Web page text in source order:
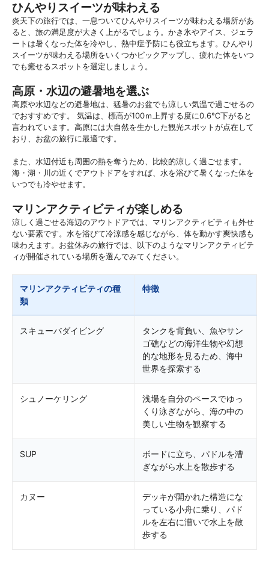
ひんやりスイーツが味わえる
炎天下の旅行では、一息ついてひんやりスイーツが味わえる場所があ
ると、旅の満足度が大きく上がるでしょう。かき氷やアイス、ジェラ
ートは暑くなった体を冷やし、熱中症予防にも役立ちます。ひんやり
スイーツが味わえる場所をいくつかピックアップし、疲れた体をいつ
でも癒せるスポットを選定しましょう。
高原・水辺の避暑地を選ぶ
高原や水辺などの避暑地は、猛暑のお盆でも涼しい気温で過ごせるの
でおすすめです。 気温は、標高が100ｍ上昇する度に0.6℃下がると
言われています。高原には大自然を生かした観光スポットが点在して
おり、お盆の旅行に最適です。
また、水辺付近も周囲の熱を奪うため、比較的涼しく過ごせます。
海・湖・川の近くでアウトドアをすれば、水を浴びて暑くなった体を
いつでも冷やせます。
マリンアクティビティが楽しめる
涼しく過ごせる海辺のアウトドアでは、マリンアクティビティも外せ
ない要素です。水を浴びて冷涼感を感じながら、体を動かす爽快感も
味わえます。お盆休みの旅行では、以下のようなマリンアクティビテ
ィが開催されている場所を選んでみてください。
マリンアクティビティの種
類
特徴
スキューバダイビング
タンクを背負い、魚やサン
ゴ礁などの海洋生物や幻想
的な地形を見るため、海中
世界を探索する
シュノーケリング
浅場を自分のペースでゆっ
くり泳ぎながら、海の中の
美しい生物を観察する
SUP
ボードに立ち、パドルを漕
ぎながら水上を散歩する
カヌー
デッキが開かれた構造にな
っている小舟に乗り、パド
ルを左右に漕いで水上を散
歩する